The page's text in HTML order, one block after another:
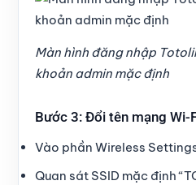
Màn hình đăng nhập
khoản admin mặc định
Bước 3: Đổi tên mạng Wi-
Vào phần Wireless
Quan sát SSID mặc định